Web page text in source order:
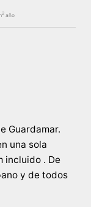
2año
Guardamar.
una sola
incluido . De
y de todos